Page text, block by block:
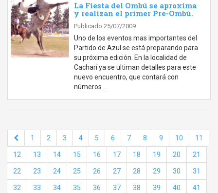
La Fiesta del Ombú se aproxima
y realizan el primer Pre-Ombú.
Publicado 25/07/2009
Uno de los eventos mas importantes del
Partido de Azul se está preparando para
su próxima edición. En la localidad de
Cacharí ya se ultiman detalles para este
nuevo encuentro, que contará con
números …
1 2 3 4 5 6 7 8 9 10 11
12 13 14 15 16 17 18 19 20 21
22 23 24 25 26 27 28 29 30 31
32 33 34 35 36 37 38 39 40 41